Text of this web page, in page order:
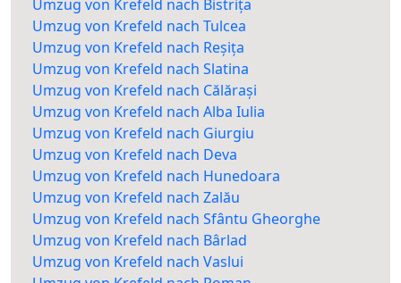
Umzug von Krefeld nach Bistrița
Umzug von Krefeld nach Tulcea
Umzug von Krefeld nach Reșița
Umzug von Krefeld nach Slatina
Umzug von Krefeld nach Călărași
Umzug von Krefeld nach Alba Iulia
Umzug von Krefeld nach Giurgiu
Umzug von Krefeld nach Deva
Umzug von Krefeld nach Hunedoara
Umzug von Krefeld nach Zalău
Umzug von Krefeld nach Sfântu Gheorghe
Umzug von Krefeld nach Bârlad
Umzug von Krefeld nach Vaslui